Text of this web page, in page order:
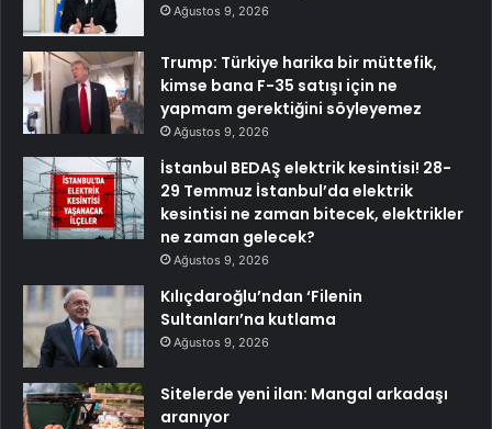
Ağustos 9, 2026
Trump: Türkiye harika bir müttefik,
kimse bana F-35 satışı için ne
yapmam gerektiğini söyleyemez
Ağustos 9, 2026
İstanbul BEDAŞ elektrik kesintisi! 28-
29 Temmuz İstanbul’da elektrik
kesintisi ne zaman bitecek, elektrikler
ne zaman gelecek?
Ağustos 9, 2026
Kılıçdaroğlu’ndan ‘Filenin
Sultanları’na kutlama
Ağustos 9, 2026
Sitelerde yeni ilan: Mangal arkadaşı
aranıyor